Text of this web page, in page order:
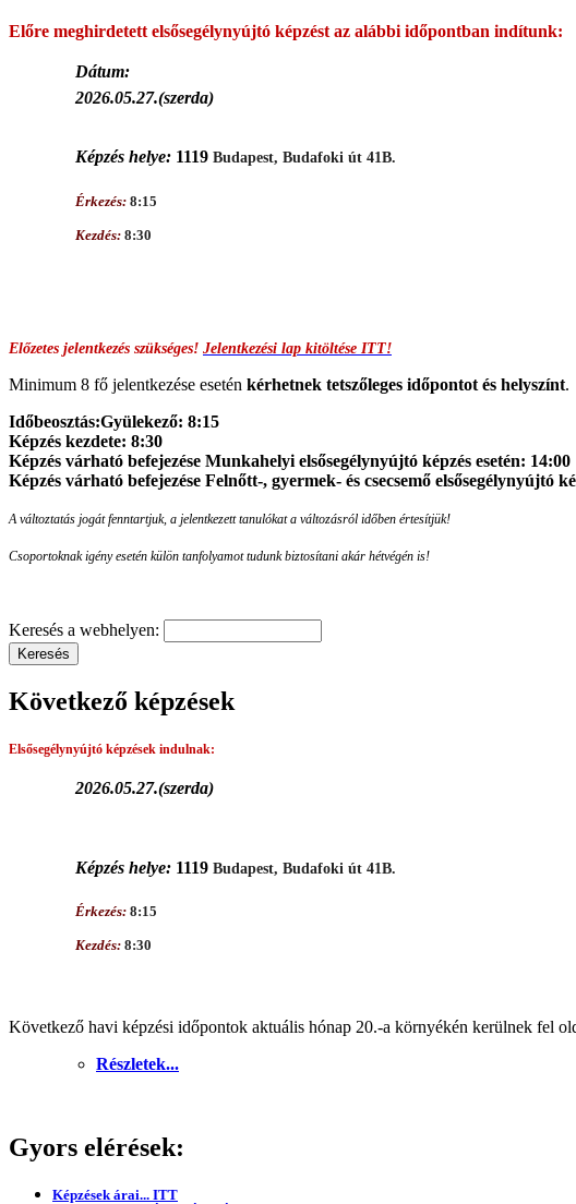
Előre meghirdetett elsősegélynyújtó képzést az alábbi időpontban indítunk:
Dátum:
2026.05.27.(szerda)
Képzés helye: 1119Budapest, Budafoki út 41B.
Érkezés:8:15
Kezdés: 8:30
Előzetes jelentkezés szükséges! Jelentkezési lap kitöltése ITT!
Minimum 8 fő jelentkezése esetén kérhetnek tetszőleges időpontot és helyszínt.
Időbeosztás:Gyülekező: 8:15
Képzés kezdete: 8:30
Képzés várható befejezése Munkahelyi elsősegélynyújtó képzés esetén: 14:00
Képzés várható befejezése Felnőtt-, gyermek- és csecsemő elsősegélynyújtó
A változtatás jogát fenntartjuk, a jelentkezett tanulókat a változásról időben értesítjük!
Csoportoknak igény esetén külön tanfolyamot tudunk biztosítani akár hétvégén is!
Keresés a webhelyen:
Következő képzések
Elsősegélynyújtó képzések indulnak:
2026.05.27.(szerda)
Képzés helye: 1119Budapest, Budafoki út 41B.
Érkezés:8:15
Kezdés: 8:30
Következő havi képzési időpontok aktuális hónap 20.-a környékén kerülnek fel
Részletek...
Gyors elérések:
Képzések árai... ITT